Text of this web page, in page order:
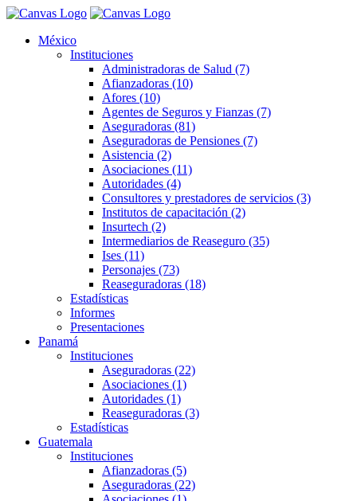
México
Instituciones
Administradoras de Salud (7)
Afianzadoras (10)
Afores (10)
Agentes de Seguros y Fianzas (7)
Aseguradoras (81)
Aseguradoras de Pensiones (7)
Asistencia (2)
Asociaciones (11)
Autoridades (4)
Consultores y prestadores de servicios (3)
Institutos de capacitación (2)
Insurtech (2)
Intermediarios de Reaseguro (35)
Ises (11)
Personajes (73)
Reaseguradoras (18)
Estadísticas
Informes
Presentaciones
Panamá
Instituciones
Aseguradoras (22)
Asociaciones (1)
Autoridades (1)
Reaseguradoras (3)
Estadísticas
Guatemala
Instituciones
Afianzadoras (5)
Aseguradoras (22)